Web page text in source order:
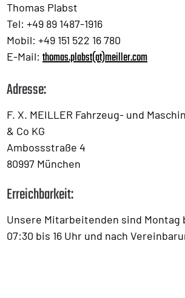
Thomas Plabst
Tel: +49 89 1487-1916
Mobil: +49 151 522 16 780
E-Mail: thomas.plabst(at)meiller.com
Adresse:
F. X. MEILLER Fahrzeug- und
& Co KG
Ambossstraße 4
80997 München
Erreichbarkeit:
Unsere Mitarbeitenden sind Montag
07:30 bis 16 Uhr und nach